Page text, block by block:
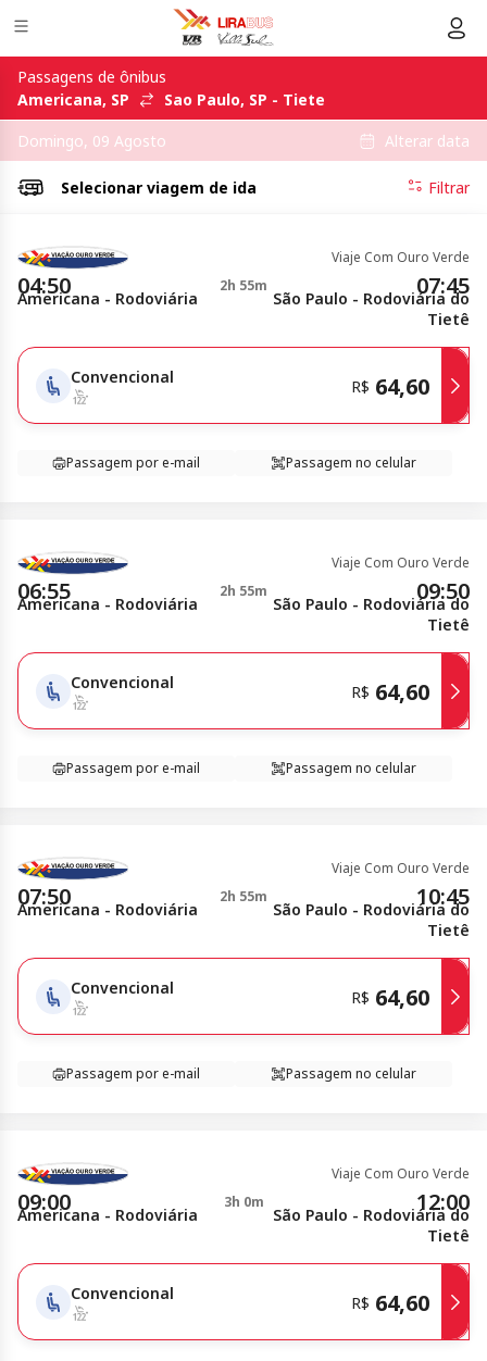
Passagens de ônibus
Americana, SP
Sao Paulo, SP - Tiete
Domingo, 09 Agosto
Alterar data
Selecionar viagem de ida Filtrar
Viaje Com Ouro Verde
04:50 2h 55m 07:45
Americana - Rodoviária
São Paulo - Rodoviária do
Tietê
Convencional R$ 64,60
Passagem por e-mail Passagem no celular
Viaje Com Ouro Verde
06:55 2h 55m 09:50
Americana - Rodoviária
São Paulo - Rodoviária do
Tietê
Convencional R$ 64,60
Passagem por e-mail Passagem no celular
Viaje Com Ouro Verde
07:50 2h 55m 10:45
Americana - Rodoviária
São Paulo - Rodoviária do
Tietê
Convencional R$ 64,60
Passagem por e-mail Passagem no celular
Viaje Com Ouro Verde
09:00 3h 0m 12:00
Americana - Rodoviária
São Paulo - Rodoviária do
Tietê
Convencional R$ 64,60